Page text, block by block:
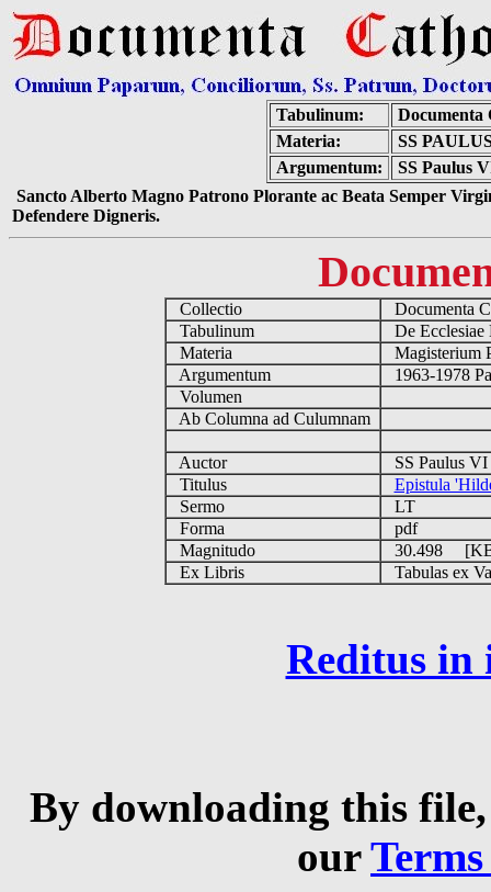
Tabulinum:
Documenta
Materia:
SS
Argumentum:
SS Paulus
Sancto Alberto Magno Patrono Plorante ac Beata Semper
Defendere Digneris.
Collectio
Documenta
Tabulinum
De
Materia
Magisterium
Argumentum
1963-1978
Volumen
Ab Columna ad Culumnam
Auctor
SS Paulus
Titulus
Epistula
Sermo
LT
Forma
pdf
Magnitudo
30.498
Ex Libris
Tabulas ex
Reditus in
By downloading this
our